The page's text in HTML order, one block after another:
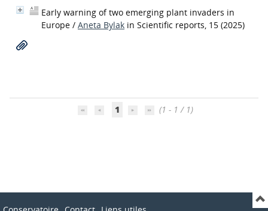
Early warning of two emerging plant invaders in
Europe / Aneta Bylak in Scientific reports, 15 (2025)
1 (1 - 1 / 1)